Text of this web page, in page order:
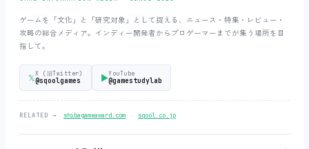
ゲームを「文化」と「研究対象」として捉える、ニュース・特集・レビュー・
攻略の総合メディア。インディー開発者からプロゲーマーまでが集う場所を目
指して。
𝕏X (旧Twitter)
@sqoolgames ▶YouTube
@gamestudylab
RELATED → shibagameaward.com ‧ sqool.co.jp